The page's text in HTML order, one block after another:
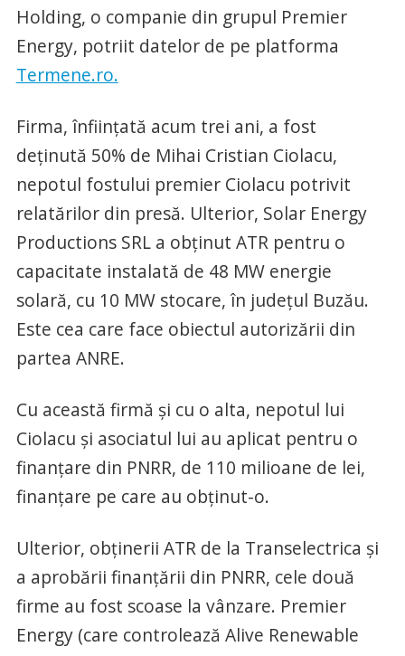
Holding, o companie din grupul Premier
Energy, potriit datelor de pe platforma
Termene.ro.
Firma, înființată acum trei ani, a fost
deținută 50% de Mihai Cristian Ciolacu,
nepotul fostului premier Ciolacu potrivit
relatărilor din presă. Ulterior, Solar Energy
Productions SRL a obținut ATR pentru o
capacitate instalată de 48 MW energie
solară, cu 10 MW stocare, în județul Buzău.
Este cea care face obiectul autorizării din
partea ANRE.
Cu această firmă și cu o alta, nepotul lui
Ciolacu și asociatul lui au aplicat pentru o
finanțare din PNRR, de 110 milioane de lei,
finanțare pe care au obținut-o.
Ulterior, obținerii ATR de la Transelectrica și
a aprobării finanțării din PNRR, cele două
firme au fost scoase la vânzare. Premier
Energy (care controlează Alive Renewable